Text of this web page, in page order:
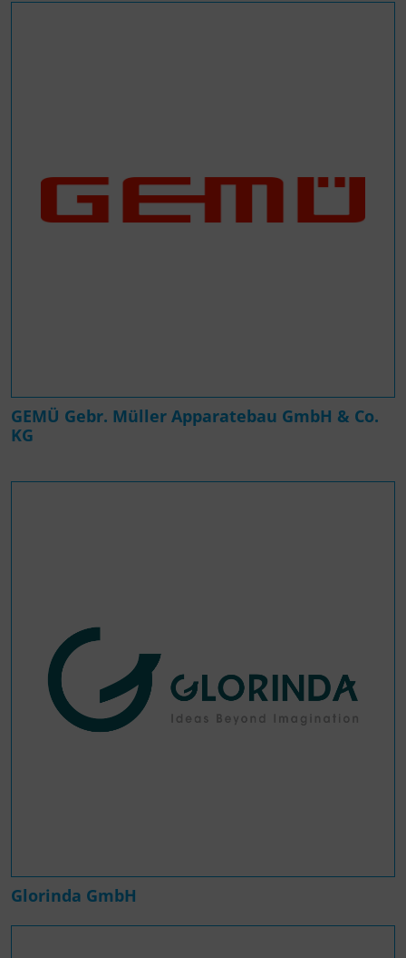
GEMÜ Gebr. Müller Apparatebau GmbH & Co.
KG
Glorinda GmbH